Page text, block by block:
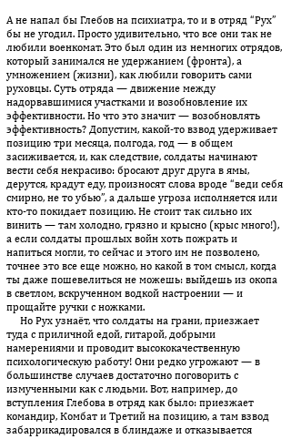
А не напал бы Глебов на психиатра, то и в отряд “Рух”
бы не угодил. Просто удивительно, что все они так не
любили военкомат. Это был один из немногих отрядов,
который занимался не удержанием (фронта), а
умножением (жизни), как любили говорить сами
руховцы. Суть отряда — движение между
надорвавшимися участками и возобновление их
эффективности. Но что это значит — возобновлять
эффективность? Допустим, какой-то взвод удерживает
позицию три месяца, полгода, год — в общем
засиживается, и, как следствие, солдаты начинают
вести себя некрасиво: бросают друг друга в ямы,
дерутся, крадут еду, произносят слова вроде “веди себя
смирно, не то убью”, а дальше угроза исполняется или
кто-то покидает позицию. Не стоит так сильно их
винить — там холодно, грязно и крысно (крыс много!),
а если солдаты прошлых войн хоть пожрать и
напиться могли, то сейчас и этого им не позволено,
точнее это все еще можно, но какой в том смысл, когда
ты даже пошевелиться не можешь: выйдешь из окопа
в светлом, вскрученном водкой настроении — и
прощайте ручки с ножками.
Но Рух узнаёт, что солдаты на грани, приезжает
туда с приличной едой, гитарой, добрыми
намерениями и проводит высокока­че­ственную
психологическую работу! Они редко угрожают — в
большинстве случаев достаточно поговорить с
измученными как с людьми. Вот, например, до
вступления Глебова в отряд как было: приезжает
командир, Комбат и Третий на позицию, а там взвод
забаррикадировался в блиндаже и отказывается